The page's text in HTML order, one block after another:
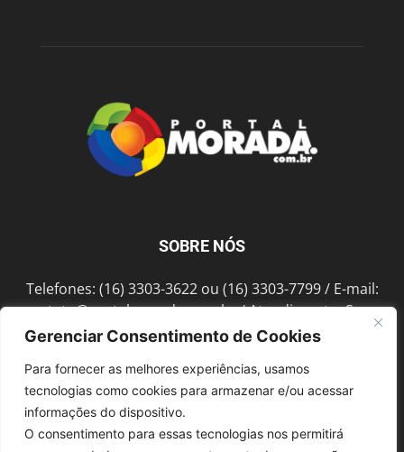
Gerenciar Consentimento de Cookies
Para fornecer as melhores experiências, usamos
tecnologias como cookies para armazenar e/ou acessar
informações do dispositivo.
O consentimento para essas tecnologias nos permitirá
SOBRE NÓS
Telefones: (16) 3303-3622 ou (16) 3303-7799 / E-mail:
contato@portalmorada.com.br/ Atendimento: Seg a
Sex das 8h às 18h / Endereço: Av. Bento de Abreu, 889
SIGA-NOS